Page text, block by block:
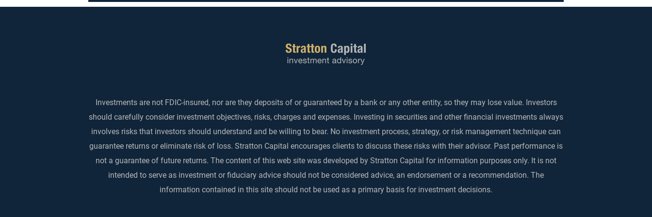
Investments are not FDIC-insured, nor are they deposits of or guaranteed by a bank or any other entity, so they may lose value. Investors
should carefully consider investment objectives, risks, charges and expenses. Investing in securities and other financial investments always
involves risks that investors should understand and be willing to bear. No investment process, strategy, or risk management technique can
guarantee returns or eliminate risk of loss. Stratton Capital encourages clients to discuss these risks with their advisor. Past performance is
not a guarantee of future returns. The content of this web site was developed by Stratton Capital for information purposes only. It is not
intended to serve as investment or fiduciary advice should not be considered advice, an endorsement or a recommendation. The
information contained in this site should not be used as a primary basis for investment decisions.